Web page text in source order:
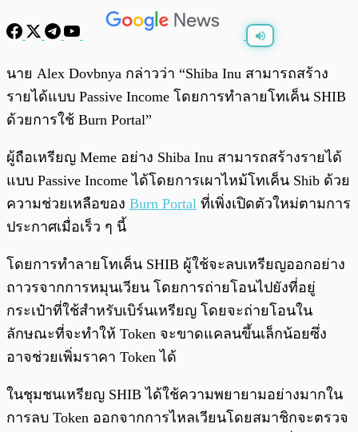
0:00
นาย Alex Dovbnya กล่าวว่า “Shiba Inu สามารถสร้าง
รายได้แบบ Passive Income โดยการทำลายโทเค็น SHIB
ด้วยการใช้ Burn Portal”
ผู้ถือเหรียญ Meme อย่าง Shiba Inu สามารถสร้างรายได้
แบบ Passive Income ได้โดยการเผาไหม้โทเค็น Shib ด้วย
ความช่วยเหลือของ Burn Portal ที่เพิ่งเปิดตัวใหม่ตามการ
ประกาศเมื่อเร็ว ๆ นี้
โดยการทำลายโทเค็น SHIB ผู้ใช้จะลบเหรียญออกอย่าง
ถาวรจากการหมุนเวียน โดยการถ่ายโอนไปยังที่อยู่
กระเป๋าที่ใช้สำหรับเบิร์นเหรียญ โดยจะถ่ายโอนใน
ลักษณะที่จะทำให้ Token จะขาดแคลนขึ้นเล็กน้อยซึ่ง
อาจช่วยเพิ่มราคา Token ได้
ในชุมชนเหรียญ SHIB ได้ใช้ความพยายามอย่างมากใน
การลบ Token ออกจากการไหลเวียนโดยสมาชิกจะตรวจ